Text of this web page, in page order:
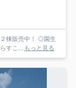
棟販売中！ ◎園生
すこ... もっと見る